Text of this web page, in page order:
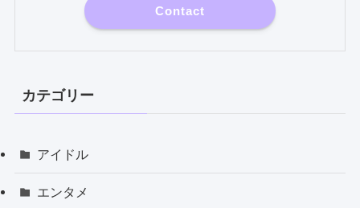
Contact
カテゴリー
アイドル
エンタメ